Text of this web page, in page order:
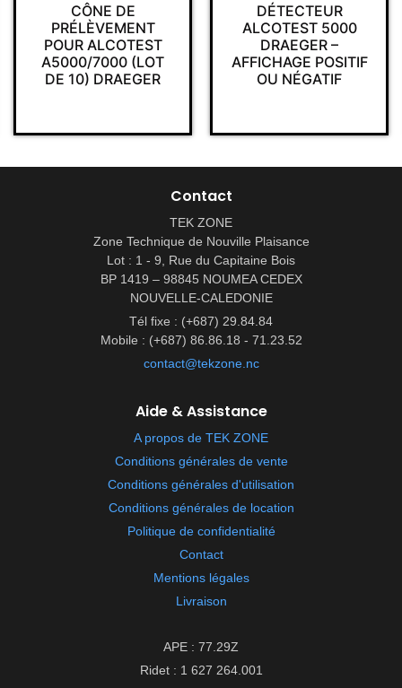
CÔNE DE
PRÉLÈVEMENT
POUR ALCOTEST
A5000/7000 (LOT
DE 10) DRAEGER
DÉTECTEUR
ALCOTEST 5000
DRAEGER –
AFFICHAGE POSITIF
OU NÉGATIF
Contact
TEK ZONE
Zone Technique de Nouville Plaisance
Lot : 1 - 9, Rue du Capitaine Bois
BP 1419 – 98845 NOUMEA CEDEX
NOUVELLE-CALEDONIE
Tél fixe : (+687) 29.84.84
Mobile : (+687) 86.86.18 - 71.23.52
contact@tekzone.nc
Aide & Assistance
A propos de TEK ZONE
Conditions générales de vente
Conditions générales d'utilisation
Conditions générales de location
Politique de confidentialité
Contact
Mentions légales
Livraison
APE : 77.29Z
Ridet : 1 627 264.001